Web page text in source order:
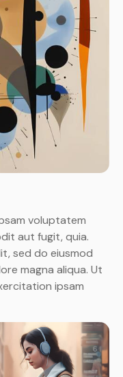
voluptatem
aut fugit, quia.
sed do eiusmod
magna aliqua. Ut
ipsam